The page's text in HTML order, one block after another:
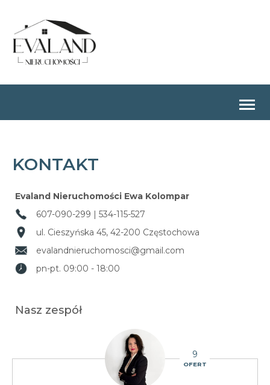
KONTAKT
Evaland Nieruchomości Ewa Kolompar
607-090-299 | 534-115-527
ul. Cieszyńska 45, 42-200 Częstochowa
evalandnieruchomosci@gmail.com
pn-pt. 09:00 - 18:00
Nasz zespół
9
OFERT